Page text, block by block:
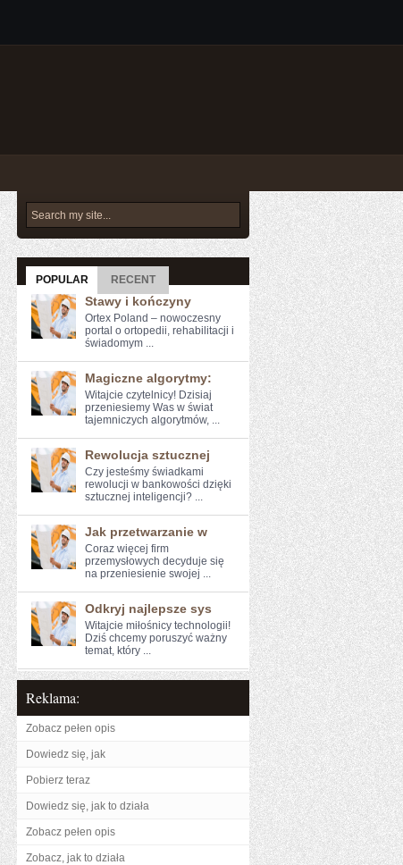
POPULAR RECENT
Stawy i kończyny
Ortex Poland – nowoczesny
portal o ortopedii, rehabilitacji i
świadomym ...
Magiczne algorytmy:
Witajcie czytelnicy! Dzisiaj
⁤przeniesiemy Was w świat
tajemniczych algorytmów, ...
Rewolucja sztucznej
Czy jesteśmy świadkami
rewolucji ⁢w bankowości dzięki
‌sztucznej inteligencji?‌ ...
Jak przetwarzanie w
Coraz więcej firm
‌przemysłowych decyduje​ się
na ‌przeniesienie swojej ...
Odkryj najlepsze sys
Witajcie miłośnicy technologii!
Dziś chcemy poruszyć ważny⁤
temat, który⁤ ...
Reklama:
Zobacz pełen opis
Dowiedz się, jak
Pobierz teraz
Dowiedz się, jak to działa
Zobacz pełen opis
Zobacz, jak to działa